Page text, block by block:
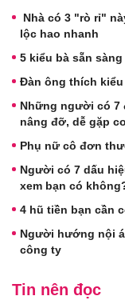
Nhà có 3 "rò rỉ"
lộc hao nhanh
5 kiểu bà sẵn
Đàn ông thích
Những người có 7
nâng đỡ, dễ gặp
Phụ nữ cô đơn
Người có 7 dấu
xem bạn có
4 hũ tiền bạn cần
Người hướng nội
công ty
Tin nên đọc